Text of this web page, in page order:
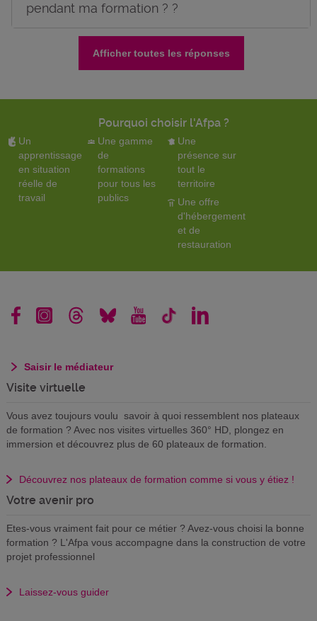
pendant ma formation ? ?
Afficher toutes les réponses
Pourquoi choisir l'Afpa ?
Un
apprentissage
en situation
réelle de
travail
Une gamme
de
formations
pour tous les
publics
Une
présence sur
tout le
territoire
Une offre
d'hébergement
et de
restauration
Saisir le médiateur
Visite virtuelle
Vous avez toujours voulu savoir à quoi ressemblent nos plateaux
de formation ? Avec nos visites virtuelles 360° HD, plongez en
immersion et découvrez plus de 60 plateaux de formation.
Découvrez nos plateaux de formation comme si vous y étiez !
Votre avenir pro
Etes-vous vraiment fait pour ce métier ? Avez-vous choisi la bonne
formation ? L'Afpa vous accompagne dans la construction de votre
projet professionnel
Laissez-vous guider